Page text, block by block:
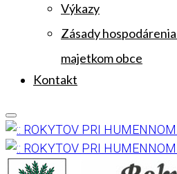
Výkazy
Zásady
majetkom obce
Kontakt